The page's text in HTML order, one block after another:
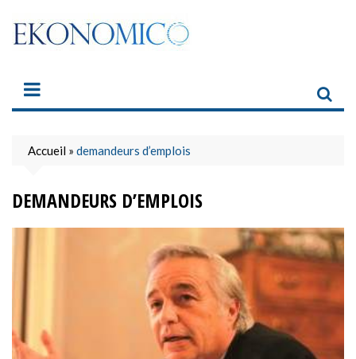
content
Accueil » demandeurs d’emplois
DEMANDEURS D’EMPLOIS